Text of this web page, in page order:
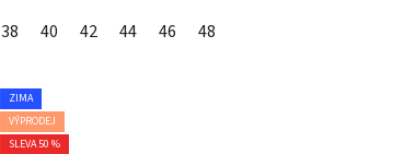
38 40 42 44 46 48
ZIMA
VÝPRODEJ
SLEVA 50 %